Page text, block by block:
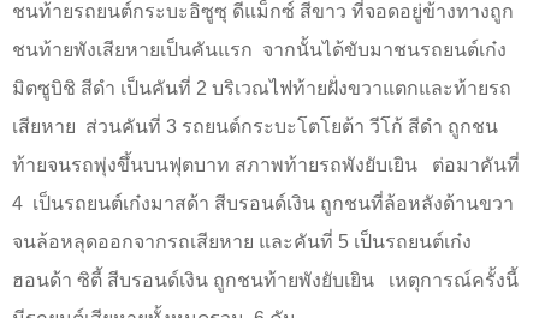
ชนท้ายรถยนต์กระบะอิซูซุ ดีแม็กซ์ สีขาว ที่จอดอยู่ข้างทางถูก
ชนท้ายพังเสียหายเป็นคันแรก จากนั้นได้ขับมาชนรถยนต์เก๋ง
มิตซูบิชิ สีดำ เป็นคันที่ 2 บริเวณไฟท้ายฝั่งขวาแตกและท้ายรถ
เสียหาย ส่วนคันที่ 3 รถยนต์กระบะโตโยต้า วีโก้ สีดำ ถูกชน
ท้ายจนรถพุ่งขึ้นบนฟุตบาท สภาพท้ายรถพังยับเยิน
ต่อมาคันที่
4 เป็นรถยนต์เก๋งมาสด้า สีบรอนด์เงิน ถูกชนที่ล้อหลังด้านขวา
จนล้อหลุดออกจากรถเสียหาย และคันที่ 5 เป็นรถยนต์เก๋ง
ฮอนด้า ซิตี้ สีบรอนด์เงิน ถูกชนท้ายพังยับเยิน เหตุการณ์ครั้งนี้